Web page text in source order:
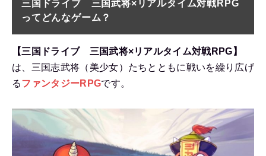
三国ドライブ 三国武将×リアルタイム対戦RPG
ってどんなゲーム？
【三国ドライブ 三国武将×リアルタイム対戦RPG】
は、三国志武将（美少女）たちとともに戦いを繰り広げ
るファンタジーRPGです。